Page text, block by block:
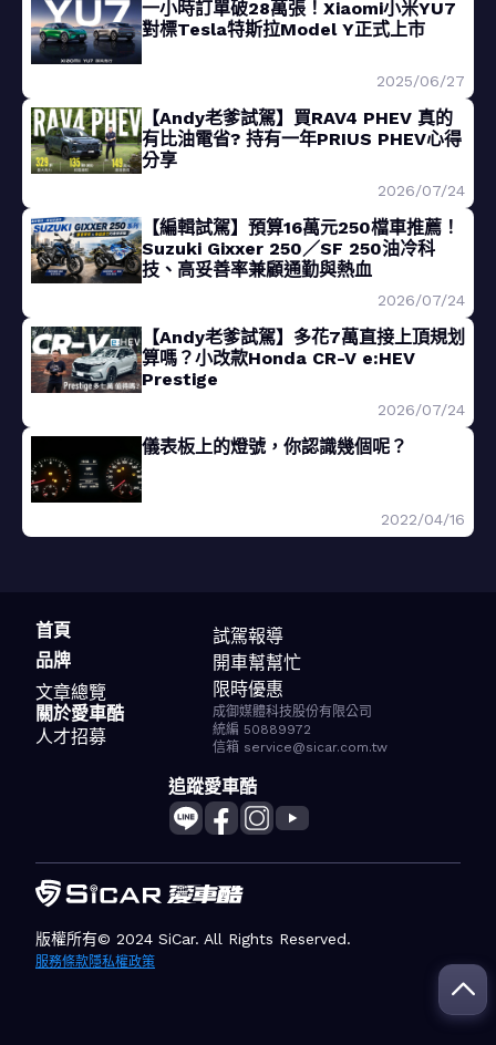
一小時訂單破28萬張！Xiaomi小米YU7
對標Tesla特斯拉Model Y正式上市
2025/06/27
【Andy老爹試駕】買RAV4 PHEV 真的
有比油電省? 持有一年PRIUS PHEV心得
分享
2026/07/24
【編輯試駕】預算16萬元250檔車推薦！
Suzuki Gixxer 250／SF 250油冷科
技、高妥善率兼顧通勤與熱血
2026/07/24
【Andy老爹試駕】多花7萬直接上頂規划
算嗎？小改款Honda CR-V e:HEV
Prestige
2026/07/24
儀表板上的燈號，你認識幾個呢？
2022/04/16
首頁
品牌
文章總覽
試駕報導
開車幫幫忙
限時優惠
關於愛車酷
人才招募
成御媒體科技股份有限公司
統編 50889972
信箱 service@sicar.com.tw
追蹤愛車酷
版權所有© 2024 SiCar. All Rights Reserved.
服務條款隱私權政策